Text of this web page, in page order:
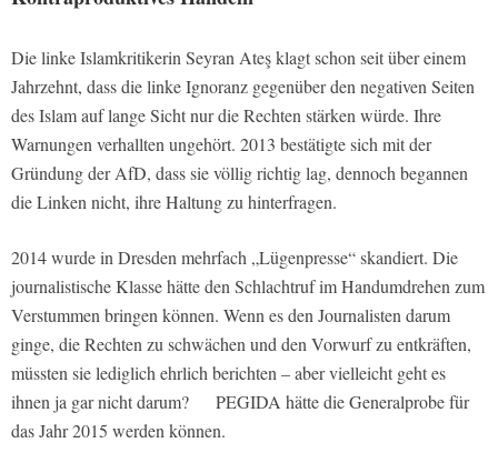
Die linke Islamkritikerin Seyran Ateş klagt schon seit über einem
Jahrzehnt, dass die linke Ignoranz gegenüber den negativen Seiten
des Islam auf lange Sicht nur die Rechten stärken würde. Ihre
Warnungen verhallten ungehört. 2013 bestätigte sich mit der
Gründung der AfD, dass sie völlig richtig lag, dennoch begannen
die Linken nicht, ihre Haltung zu hinterfragen.
2014 wurde in Dresden mehrfach „Lügenpresse“ skandiert. Die
journalistische Klasse hätte den Schlachtruf im Handumdrehen zum
Verstummen bringen können. Wenn es den Journalisten darum
ginge, die Rechten zu schwächen und den Vorwurf zu entkräften,
müssten sie lediglich ehrlich berichten – aber vielleicht geht es
ihnen ja gar nicht darum? PEGIDA hätte die Generalprobe für
das Jahr 2015 werden können.